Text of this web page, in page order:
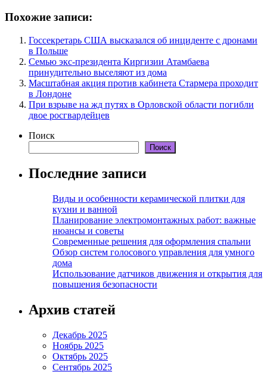
Похожие записи:
Госсекретарь США высказался об инциденте с дронами
в Польше
Семью экс-президента Киргизии Атамбаева
принудительно выселяют из дома
Масштабная акция против кабинета Стармера проходит
в Лондоне
При взрыве на жд путях в Орловской области погибли
двое росгвардейцев
Поиск
Поиск
Последние записи
Виды и особенности керамической плитки для
кухни и ванной
Планирование электромонтажных работ: важные
нюансы и советы
Современные решения для оформления спальни
Обзор систем голосового управления для умного
дома
Использование датчиков движения и открытия для
повышения безопасности
Архив статей
Декабрь 2025
Ноябрь 2025
Октябрь 2025
Сентябрь 2025